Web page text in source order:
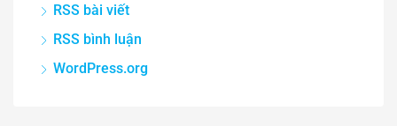
RSS bài viết
RSS bình luận
WordPress.org